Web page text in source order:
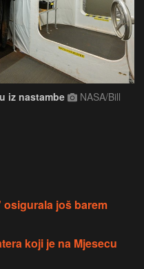
iz nastambe
NASA/Bill
još barem
koji je na Mjesecu